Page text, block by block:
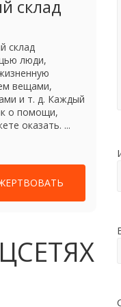
склад
склад
люди,
вещами,
и т. д. Каждый
о помощи,
оказать. ...